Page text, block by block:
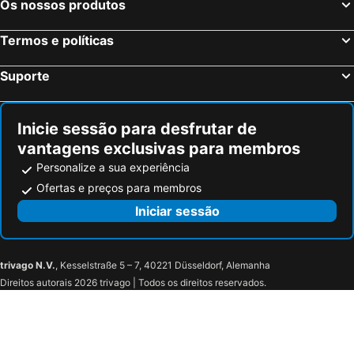
Swell Boutique Hotel
Anita Beach Hotel - Adults Only
Poseidon Studios
Os nossos produtos
Termos e políticas
Suporte
Inicie sessão para desfrutar de
vantagens exclusivas para membros
Personalize a sua experiência
Ofertas e preços para membros
Iniciar sessão
trivago N.V., Kesselstraße 5 – 7, 40221 Düsseldorf, Alemanha
Direitos autorais 2026 trivago | Todos os direitos reservados.